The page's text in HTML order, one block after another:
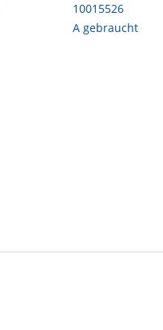
10015526
A gebraucht